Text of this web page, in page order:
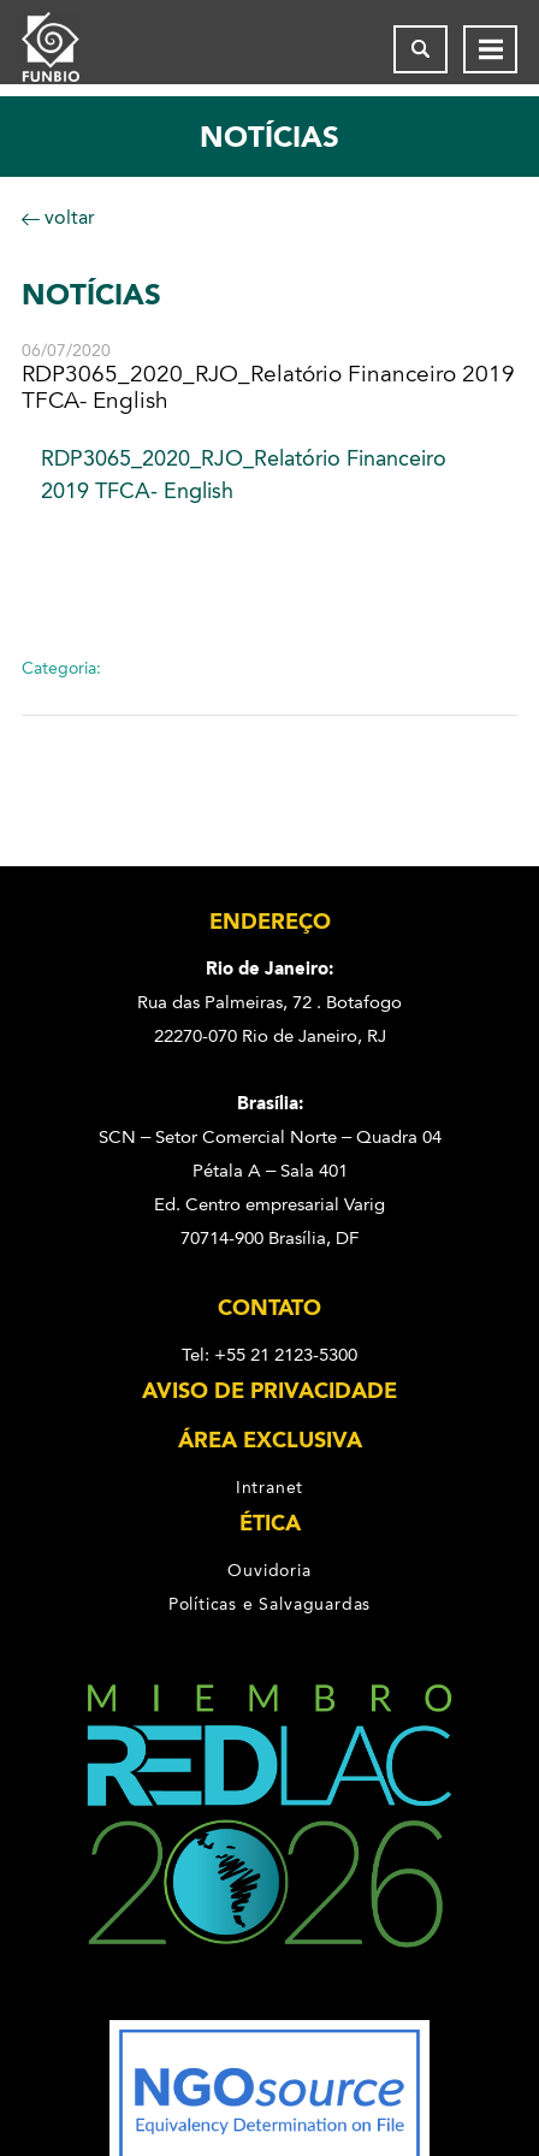
NOTÍCIAS
voltar
NOTÍCIAS
06/07/2020
RDP3065_2020_RJO_Relatório Financeiro 2019
TFCA- English
RDP3065_2020_RJO_Relatório Financeiro
2019 TFCA- English
Categoria:
ENDEREÇO
Rio de Janeiro:
Rua das Palmeiras, 72 . Botafogo
22270-070 Rio de Janeiro, RJ
Brasília:
SCN – Setor Comercial Norte – Quadra 04
Pétala A – Sala 401
Ed. Centro empresarial Varig
70714-900 Brasília, DF
CONTATO
Tel: +55 21 2123-5300
AVISO DE PRIVACIDADE
ÁREA EXCLUSIVA
Intranet
ÉTICA
Ouvidoria
Políticas e Salvaguardas